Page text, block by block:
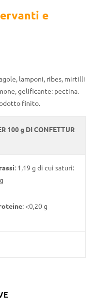
e
lamponi, ribes, mirtilli
gelificante: pectina.
finito.
100 g DI CONFETTUR
: 1,19 g di cui saturi:
: <0,20 g